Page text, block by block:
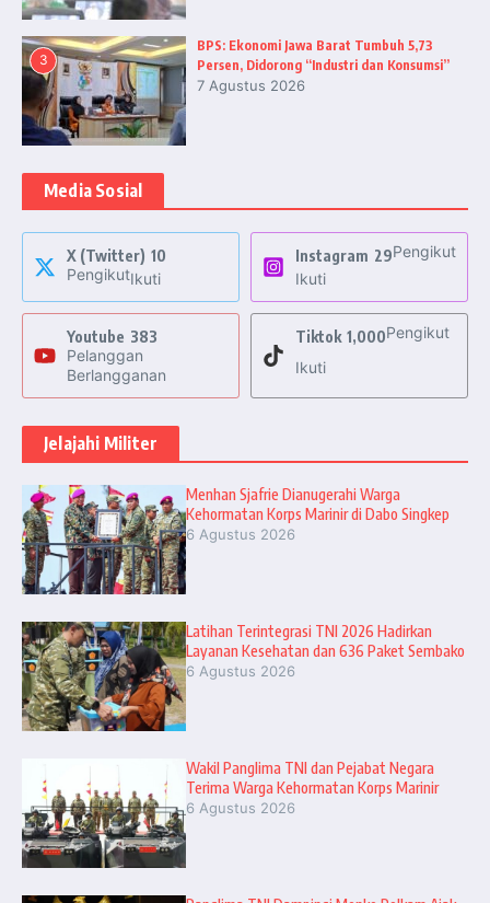
3
BPS: Ekonomi Jawa Barat Tumbuh 5,73
Persen, Didorong “Industri dan Konsumsi”
7 Agustus 2026
Media Sosial
X (Twitter) 10
PengikutIkuti
Instagram 29Pengikut
Ikuti
Youtube 383
Pelanggan
Berlangganan
Tiktok 1,000Pengikut
Ikuti
Jelajahi Militer
Menhan Sjafrie Dianugerahi Warga
Kehormatan Korps Marinir di Dabo Singkep
6 Agustus 2026
Latihan Terintegrasi TNI 2026 Hadirkan
Layanan Kesehatan dan 636 Paket Sembako
6 Agustus 2026
Wakil Panglima TNI dan Pejabat Negara
Terima Warga Kehormatan Korps Marinir
6 Agustus 2026